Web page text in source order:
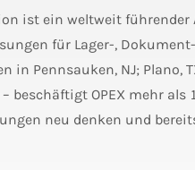
ist ein weltweit
für Lager-,
in Pennsauken, NJ;
beschäftigt OPEX mehr
neu denken und